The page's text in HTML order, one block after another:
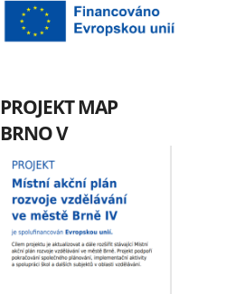
PROJEKT MAP
BRNO V